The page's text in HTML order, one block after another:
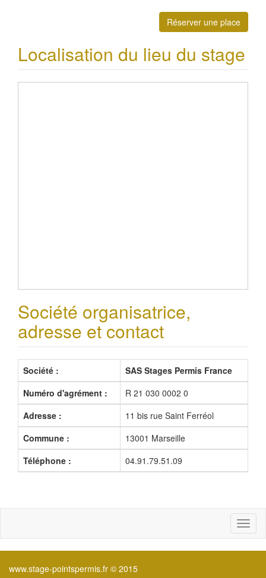
Réserver une place
Localisation du lieu du stage
Société organisatrice,
adresse et contact
Société :
SAS Stages Permis France
Numéro d'agrément :
R 21 030 0002 0
Adresse :
11 bis rue Saint Ferréol
Commune :
13001 Marseille
Téléphone :
04.91.79.51.09
www.stage-pointspermis.fr © 2015